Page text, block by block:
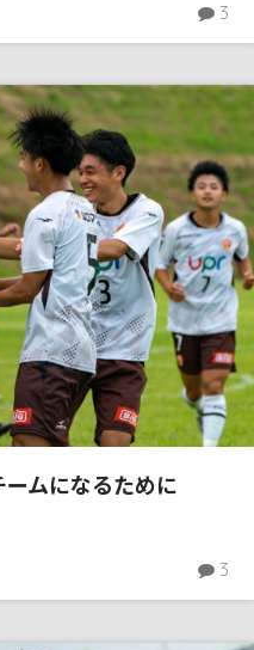
3
ムになるために
3